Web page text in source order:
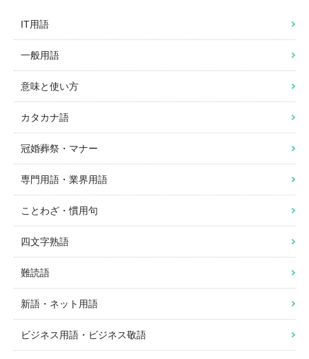
IT用語
一般用語
意味と使い方
カタカナ語
冠婚葬祭・マナー
専門用語・業界用語
ことわざ・慣用句
四文字熟語
難読語
新語・ネット用語
ビジネス用語・ビジネス敬語